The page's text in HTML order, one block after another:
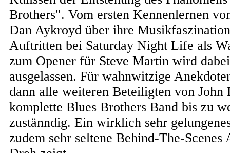
Brothers". Vom ersten Kennenlernen
Dan Aykroyd über ihre
Auftritten bei Saturday Night Life als
zum Opener für Steve Martin wird
ausgelassen. Für wahnwitzige
dann alle weiteren Beteiligten von John
komplette Blues Brothers Band bis zu
zustänndig. Ein wirklich sehr
zudem sehr seltene Behind-The-Scenes